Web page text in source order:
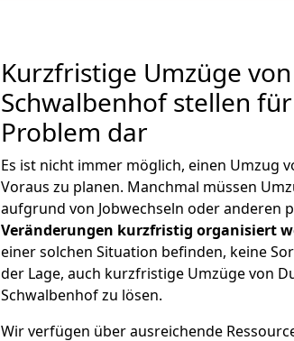
Kurzfristige Umzüge
Schwalbenhof stellen
Problem dar
Es ist nicht immer möglich, einen Umzug
Voraus zu planen. Manchmal müssen
aufgrund von Jobwechseln oder anderen
Veränderungen kurzfristig organisiert
einer solchen Situation befinden, keine
der Lage, auch kurzfristige Umzüge von
Schwalbenhof zu lösen.
Wir verfügen über ausreichende